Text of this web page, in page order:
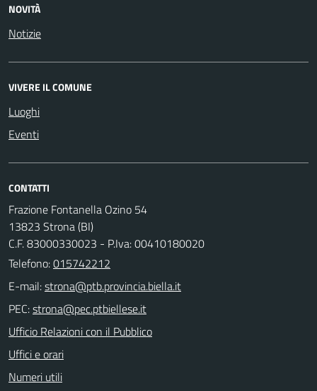
NOVITÀ
Notizie
VIVERE IL COMUNE
Luoghi
Eventi
CONTATTI
Frazione Fontanella Ozino 54
13823 Strona (BI)
C.F. 83000330023 - P.Iva: 00410180020
Telefono:015742212
E-mail:
PEC:
Ufficio Relazioni con il Pubblico
Uffici e orari
Numeri utili